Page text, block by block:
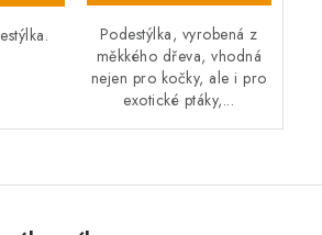
Podestýlka, vyrobená z
měkkého dřeva, vhodná
nejen pro kočky, ale i pro
exotické ptáky,...